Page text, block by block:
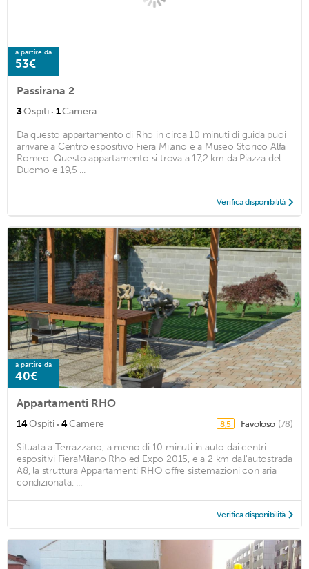
a partire da
53€
Passirana 2
3Ospiti · 1Camera
Da questo appartamento di Rho in circa 10 minuti di guida puoi
arrivare a Centro espositivo Fiera Milano e a Museo Storico Alfa
Romeo. Questo appartamento si trova a 17,2 km da Piazza del
Duomo e 19,5 ...
Verifica disponibilità
a partire da
40€
Appartamenti RHO
14Ospiti · 4Camere 8,5 Favoloso (78)
Situata a Terrazzano, a meno di 10 minuti in auto dai centri
espositivi FieraMilano Rho ed Expo 2015, e a 2 km dall'autostrada
A8, la struttura Appartamenti RHO offre sistemazioni con aria
condizionata, ...
Verifica disponibilità